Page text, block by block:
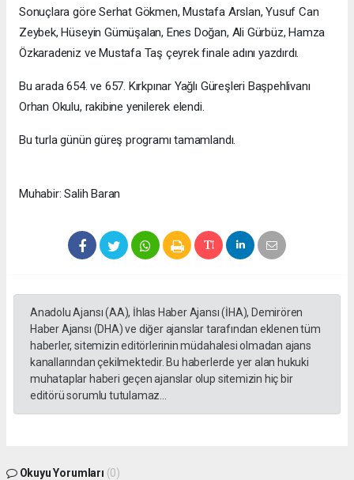
Sonuçlara göre Serhat Gökmen, Mustafa Arslan, Yusuf Can
Zeybek, Hüseyin Gümüşalan, Enes Doğan, Ali Gürbüz, Hamza
Özkaradeniz ve Mustafa Taş çeyrek finale adını yazdırdı.
Bu arada 654. ve 657. Kırkpınar Yağlı Güreşleri Başpehlivanı
Orhan Okulu, rakibine yenilerek elendi.
Bu turla günün güreş programı tamamlandı.
Muhabir: Salih Baran
Anadolu Ajansı (AA), İhlas Haber Ajansı (İHA), Demirören
Haber Ajansı (DHA) ve diğer ajanslar tarafından eklenen tüm
haberler, sitemizin editörlerinin müdahalesi olmadan ajans
kanallarından çekilmektedir. Bu haberlerde yer alan hukuki
muhataplar haberi geçen ajanslar olup sitemizin hiç bir
editörü sorumlu tutulamaz...
Okuyu Yorumları (0)